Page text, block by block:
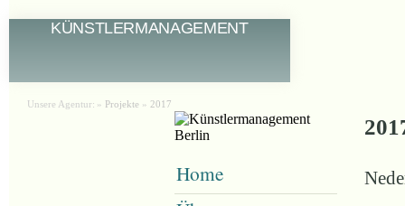
KÜNSTLERMANAGEMENT
Unsere Agentur: » Projekte » 2017
Home